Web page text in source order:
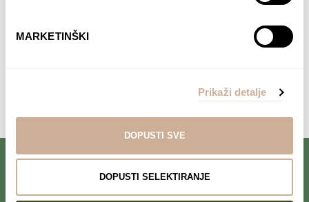
MARKETINŠKI
Prikaži detalje
DOPUSTI SVE
DOPUSTI SELEKTIRANJE